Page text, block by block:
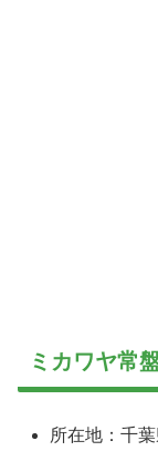
ミカワヤ常
所在地：千